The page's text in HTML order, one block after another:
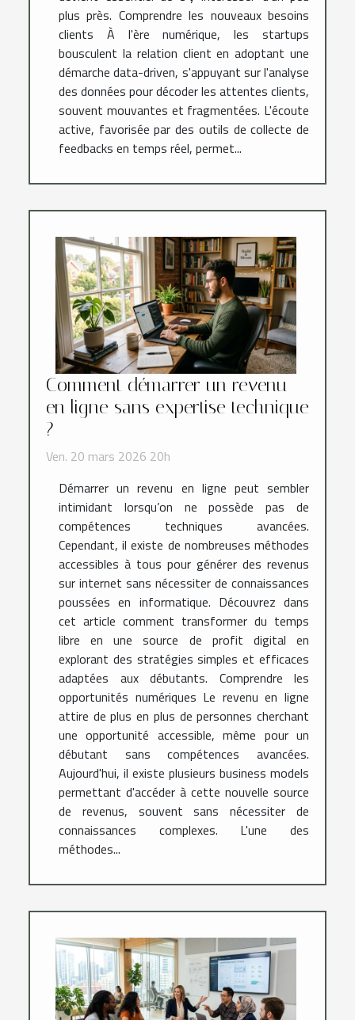
plus près. Comprendre les nouveaux besoins
clients À l'ère numérique, les startups
bousculent la relation client en adoptant une
démarche data-driven, s'appuyant sur l'analyse
des données pour décoder les attentes clients,
souvent mouvantes et fragmentées. L'écoute
active, favorisée par des outils de collecte de
feedbacks en temps réel, permet...
Comment démarrer un revenu
en ligne sans expertise technique
?
Ven. 20 mars 2026 20h
Démarrer un revenu en ligne peut sembler
intimidant lorsqu’on ne possède pas de
compétences techniques avancées.
Cependant, il existe de nombreuses méthodes
accessibles à tous pour générer des revenus
sur internet sans nécessiter de connaissances
poussées en informatique. Découvrez dans
cet article comment transformer du temps
libre en une source de profit digital en
explorant des stratégies simples et efficaces
adaptées aux débutants. Comprendre les
opportunités numériques Le revenu en ligne
attire de plus en plus de personnes cherchant
une opportunité accessible, même pour un
débutant sans compétences avancées.
Aujourd'hui, il existe plusieurs business models
permettant d'accéder à cette nouvelle source
de revenus, souvent sans nécessiter de
connaissances complexes. L'une des
méthodes...